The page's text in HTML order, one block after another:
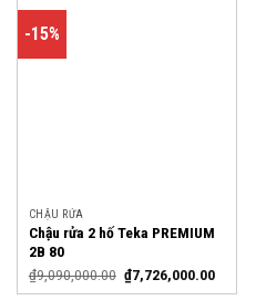
-15%
CHẬU RỬA
Chậu rửa 2 hố Teka PREMIUM
2B 80
₫9,090,000.00 ₫7,726,000.00